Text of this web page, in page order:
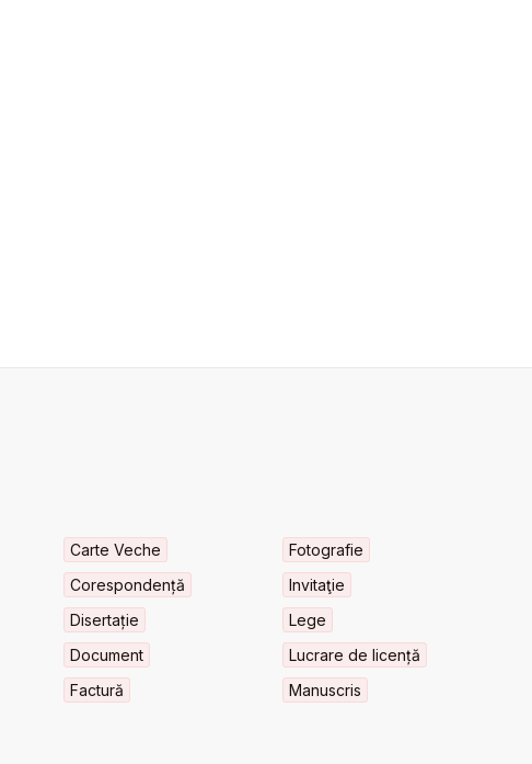
Carte Veche
Corespondență
Disertație
Document
Factură
Fotografie
Invitaţie
Lege
Lucrare de licență
Manuscris